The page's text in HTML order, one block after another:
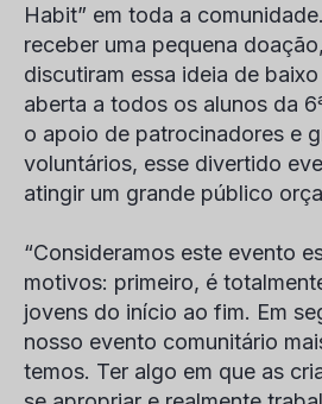
Habit” em toda a
receber uma pequena
discutiram essa ideia de
aberta a todos os alunos da
o apoio de patrocinadores e
voluntários, esse divertido
atingir um grande público
“Consideramos este evento
motivos: primeiro, é
jovens do início ao fim. Em
nosso evento comunitário
temos. Ter algo em que as